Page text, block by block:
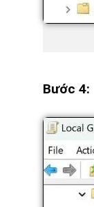
Bước 4: